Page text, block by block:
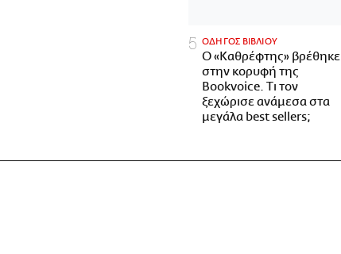
ΟΔΗΓΟΣ ΒΙΒΛΙΟΥ
Ο «Καθρέφτης» βρέθηκε
στην κορυφή της
Bookvoice. Τι τον
ξεχώρισε ανάμεσα στα
μεγάλα best sellers;